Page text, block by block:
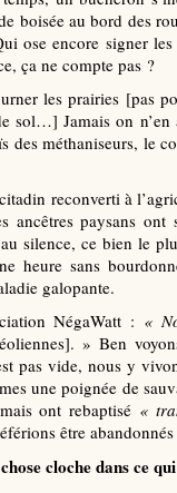
boisée au bord des
ose encore signer
ça ne compte pas ?
les prairies [pas
sol…] Jamais on
des méthaniseurs, le
reconverti à
paysans ont
silence, ce bien le
heure sans
galopante.
NégaWatt : «
» Ben
pas vide, nous y
une poignée de
mais ont rebaptisé «
être
cloche dans ce